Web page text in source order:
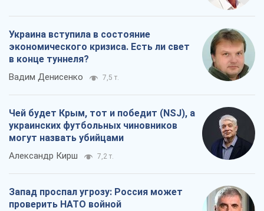
Украина вступила в состояние
экономического кризиса. Есть ли свет
в конце туннеля?
Вадим Денисенко 7,5 т.
Чей будет Крым, тот и победит (NSJ), а
украинских футбольных чиновников
могут назвать убийцами
Александр Кирш 7,2 т.
Запад проспал угрозу: Россия может
проверить НАТО войной